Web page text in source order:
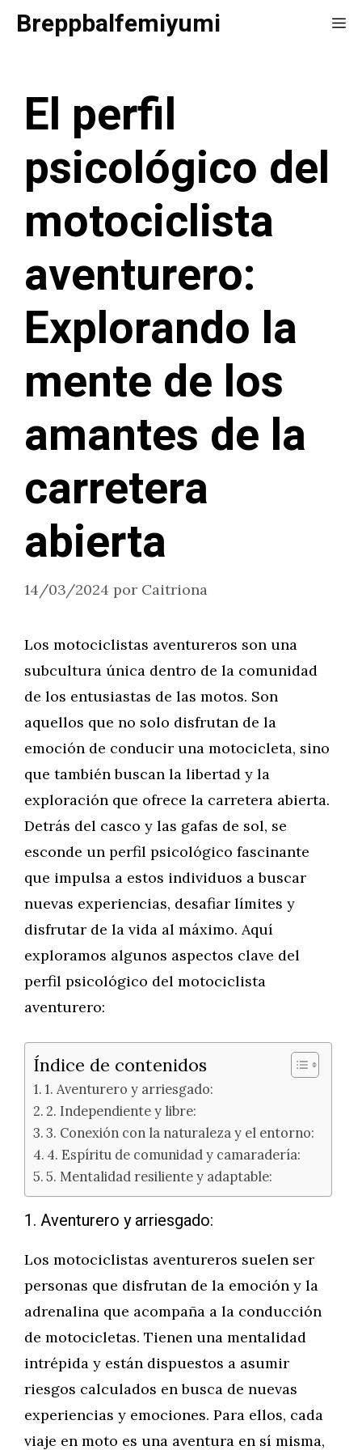
SaltarBreppbalfemiyumi
El perfil
psicológico del
motociclista
aventurero:
Explorando la
mente de los
amantes de la
carretera
abierta
14/03/2024 por Caitriona
Los motociclistas aventureros son una
subcultura única dentro de la comunidad
de los entusiastas de las motos. Son
aquellos que no solo disfrutan de la
emoción de conducir una motocicleta, sino
que también buscan la libertad y la
exploración que ofrece la carretera abierta.
Detrás del casco y las gafas de sol, se
esconde un perfil psicológico fascinante
que impulsa a estos individuos a buscar
nuevas experiencias, desafiar límites y
disfrutar de la vida al máximo. Aquí
exploramos algunos aspectos clave del
perfil psicológico del motociclista
aventurero:
Índice de contenidos
1. Aventurero y arriesgado:
2. Independiente y libre:
3. Conexión con la naturaleza y el entorno:
4. Espíritu de comunidad y camaradería:
5. Mentalidad resiliente y adaptable:
1. Aventurero y arriesgado:
Los motociclistas aventureros suelen ser
personas que disfrutan de la emoción y la
adrenalina que acompaña a la conducción
de motocicletas. Tienen una mentalidad
intrépida y están dispuestos a asumir
riesgos calculados en busca de nuevas
experiencias y emociones. Para ellos, cada
viaje en moto es una aventura en sí misma,